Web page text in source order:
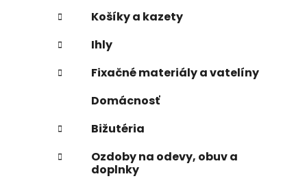
Košíky a kazety
Ihly
Fixačné materiály a vatelíny
Domácnosť
Bižutéria
Ozdoby na odevy, obuv a
doplnky